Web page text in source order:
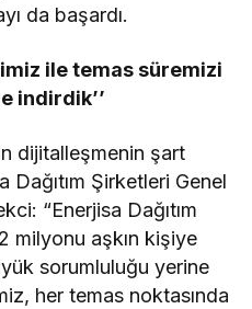
da başardı.
ile temas süremizi
indirdik’’
dijitalleşmenin şart
Şirketleri Genel
“Enerjisa Dağıtım
milyonu aşkın kişiye
sorumluluğu yerine
her temas noktasında